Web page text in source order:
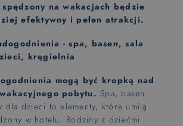
spędzony na wakacjach będzie
efektywny i pełen atrakcji.
- spa, basen, sala
kręgielnia
mogą być kropką nad
pobytu. Spa, basen
dla dzieci to elementy, które umilą
w hotelu. Rodziny z dziećmi